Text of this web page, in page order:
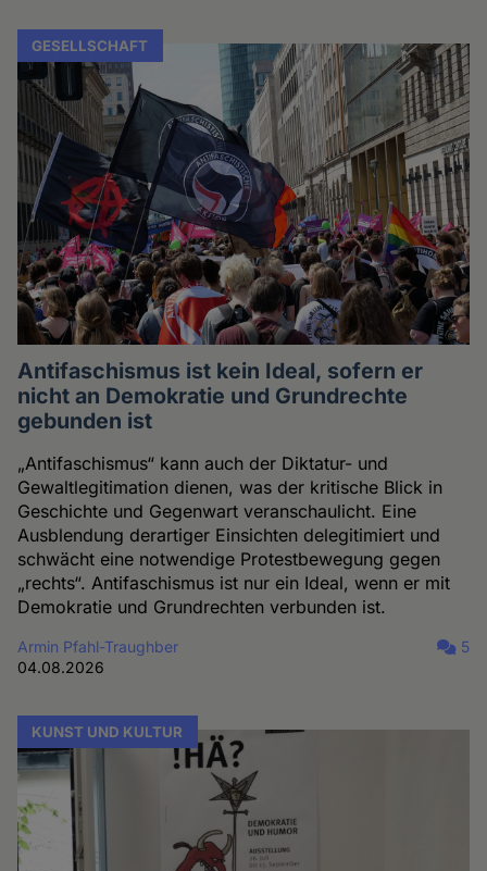
GESELLSCHAFT
Antifaschismus ist kein Ideal, sofern er
nicht an Demokratie und Grundrechte
gebunden ist
„Antifaschismus“ kann auch der Diktatur- und
Gewaltlegitimation dienen, was der kritische Blick in
Geschichte und Gegenwart veranschaulicht. Eine
Ausblendung derartiger Einsichten delegitimiert und
schwächt eine notwendige Protestbewegung gegen
„rechts“. Antifaschismus ist nur ein Ideal, wenn er mit
Demokratie und Grundrechten verbunden ist.
Armin Pfahl-Traughber
04.08.2026
5
KUNST UND KULTUR